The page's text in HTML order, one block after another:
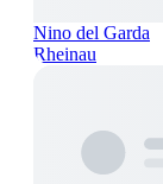
Nino del Garda
Rheinau